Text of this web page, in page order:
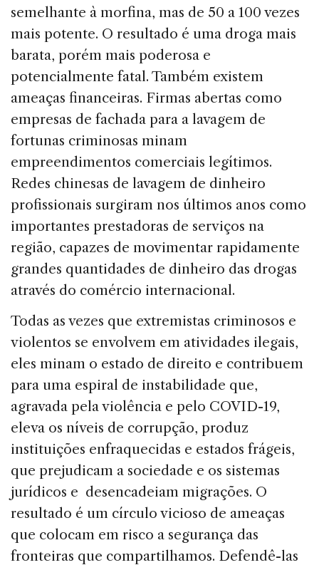
semelhante à morfina, mas de 50 a 100 vezes
mais potente. O resultado é uma droga mais
barata, porém mais poderosa e
potencialmente fatal. Também existem
ameaças financeiras. Firmas abertas como
empresas de fachada para a lavagem de
fortunas criminosas minam
empreendimentos comerciais legítimos.
Redes chinesas de lavagem de dinheiro
profissionais surgiram nos últimos anos como
importantes prestadoras de serviços na
região, capazes de movimentar rapidamente
grandes quantidades de dinheiro das drogas
através do comércio internacional.
Todas as vezes que extremistas criminosos e
violentos se envolvem em atividades ilegais,
eles minam o estado de direito e contribuem
para uma espiral de instabilidade que,
agravada pela violência e pelo COVID-19,
eleva os níveis de corrupção, produz
instituições enfraquecidas e estados frágeis,
que prejudicam a sociedade e os sistemas
jurídicos e desencadeiam migrações. O
resultado é um círculo vicioso de ameaças
que colocam em risco a segurança das
fronteiras que compartilhamos. Defendê-las